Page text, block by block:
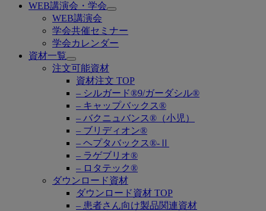
WEB講演会・学会
Open
WEB講演会
学会共催セミナー
学会カレンダー
資材一覧
Open
submenu
注文可能資材
資材注文 TOP
– シルガード®9/ガーダシル®
– キャップバックス®
– バクニュバンス®（小児）
– ブリディオン®
– ヘプタバックス®-Ⅱ
– ラゲブリオ®
– ロタテック®
ダウンロード資材
ダウンロード資材 TOP
– 患者さん向け製品関連資材